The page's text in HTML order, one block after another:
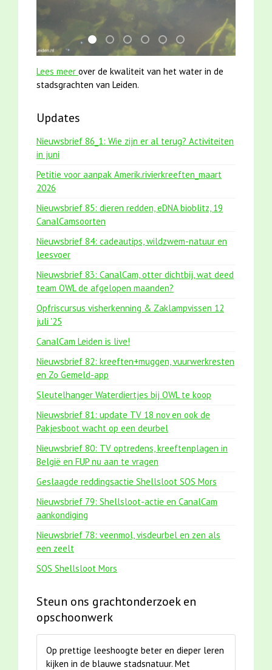
mei2021 watervogelmethode fuut met baars
mei2021 1 snoekje elly
smoelenboek fifi en karper
jun2021 28 brasem en
karper met kattenklimtouw
jun2021 zaklv 5
Lees meer over de kwaliteit van het water in de
stadsgrachten van Leiden.
Updates
Nieuwsbrief 86_1: Wie zijn er al terug? Activiteiten
in juni
Petitie voor aanpak Amerik.rivierkreeften_maart
2026
Nieuwsbrief 85: dieren redden, eDNA bioblitz, 19
CanalCamsoorten
Nieuwsbrief 84: cadeautips, wildzwem-natuur en
leesvoer
Nieuwsbrief 83: CanalCam, otter dichtbij, wat deed
team OWL de afgelopen maanden?
Opfriscursus visherkenning & Zaklampvissen 12
juli '25
CanalCam Leiden is live!
Nieuwsbrief 82: kreeften+muggen, vuurwerkresten
en Zo Gemeld-app
Sleutelhanger Waterdiertjes bij OWL te koop
Nieuwsbrief 81: update TV 18 nov en ook de
Pakjesboot wacht op een deurbel
Nieuwsbrief 80: TV optredens, kreeftenplagen in
België en FUP nu aan te vragen
Geslaagde reddingsactie Shellsloot SOS Mors
Nieuwsbrief 79: Shellsloot-actie en CanalCam
aankondiging
Nieuwsbrief 78: veenmol, visdeurbel en zen als
een zeelt
SOS Shellsloot Mors
Steun ons grachtonderzoek en
opschoonwerk
Op prettige leeshoogte beter en dieper leren
kijken in de blauwe stadsnatuur. Met